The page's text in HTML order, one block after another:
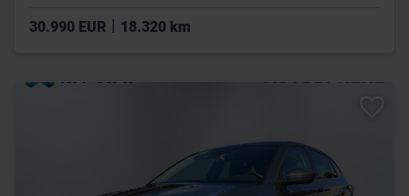
30.990 EUR | 18.320 km